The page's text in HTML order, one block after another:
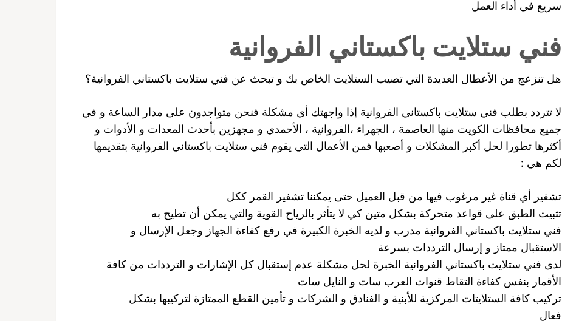
سريع في أداء العمل
فني ستلايت باكستاني الفروانية
هل تنزعج من الأعطال العديدة التي تصيب الستلايت الخاص بك و تبحث عن فني ستلايت باكستاني الفروانية؟
لا تتردد بطلب فني ستلايت باكستاني الفروانية إذا واجهتك أي مشكلة فنحن متواجدون على مدار الساعة و في
جميع محافظات الكويت منها العاصمة ، الجهراء ،الفروانية ، الأحمدي و مجهزين بأحدث المعدات و الأدوات و
أكثرها تطورا لحل أكبر المشكلات و أصعبها فمن الأعمال التي يقوم فني ستلايت باكستاني الفروانية بتقديمها
لكم هي :
تشفير أي قناة غير مرغوب فيها من قبل العميل حتى يمكننا تشفير القمر ككل
تثبيت الطبق على قواعد متحركة بشكل متين كي لا يتأثر بالرياح القوية والتي يمكن أن تطيح به
فني ستلايت باكستاني الفروانية مدرب و لديه الخبرة الكبيرة في رفع كفاءة الجهاز وجعل الإرسال و
الاستقبال ممتاز و إرسال الترددات بسرعة
لدى فني ستلايت باكستاني الفروانية الخبرة لحل مشكلة عدم إستقبال كل الإشارات و الترددات من كافة
الأقمار بنفس كفاءة التقاط قنوات العرب سات و النايل سات
تركيب كافة الستلايتات المركزية للأبنية و الفنادق و الشركات و تأمين القطع الممتازة لتركيبها بشكل
فعال